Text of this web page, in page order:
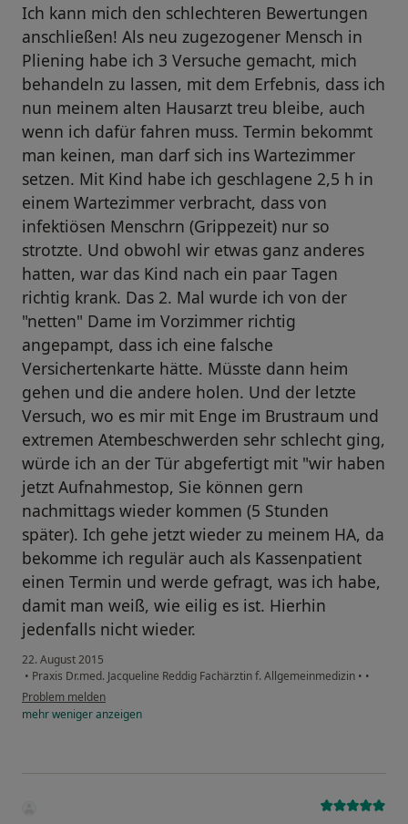
Ich kann mich den schlechteren Bewertungen
anschließen! Als neu zugezogener Mensch in
Pliening habe ich 3 Versuche gemacht, mich
behandeln zu lassen, mit dem Erfebnis, dass ich
nun meinem alten Hausarzt treu bleibe, auch
wenn ich dafür fahren muss. Termin bekommt
man keinen, man darf sich ins Wartezimmer
setzen. Mit Kind habe ich geschlagene 2,5 h in
einem Wartezimmer verbracht, dass von
infektiösen Menschrn (Grippezeit) nur so
strotzte. Und obwohl wir etwas ganz anderes
hatten, war das Kind nach ein paar Tagen
richtig krank. Das 2. Mal wurde ich von der
"netten" Dame im Vorzimmer richtig
angepampt, dass ich eine falsche
Versichertenkarte hätte. Müsste dann heim
gehen und die andere holen. Und der letzte
Versuch, wo es mir mit Enge im Brustraum und
extremen Atembeschwerden sehr schlecht ging,
würde ich an der Tür abgefertigt mit "wir haben
jetzt Aufnahmestop, Sie können gern
nachmittags wieder kommen (5 Stunden
später). Ich gehe jetzt wieder zu meinem HA, da
bekomme ich regulär auch als Kassenpatient
einen Termin und werde gefragt, was ich habe,
damit man weiß, wie eilig es ist. Hierhin
jedenfalls nicht wieder.
22. August 2015
• Praxis Dr.med. Jacqueline Reddig Fachärztin f. Allgemeinmedizin • •
Problem melden
mehrwenigeranzeigen